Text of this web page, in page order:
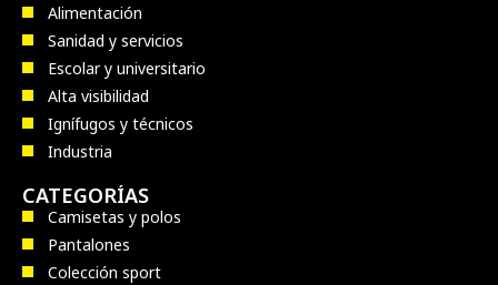
Alimentación
Sanidad y servicios
Escolar y universitario
Alta visibilidad
Ignífugos y técnicos
Industria
CATEGORÍAS
Camisetas y polos
Pantalones
Colección sport